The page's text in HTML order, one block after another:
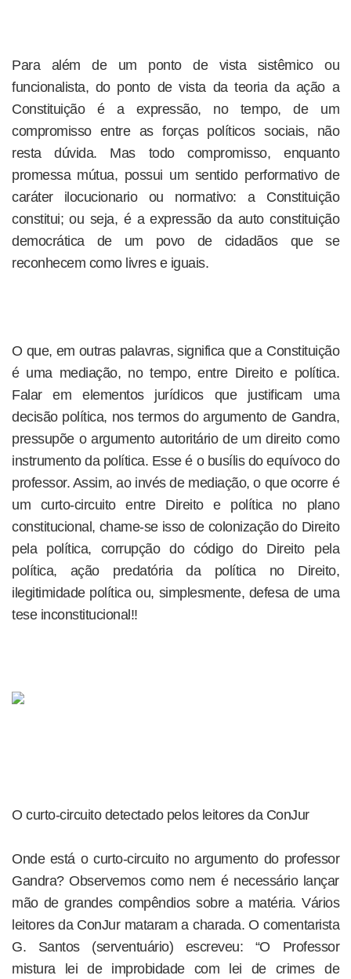
Para além de um ponto de vista sistêmico ou
funcionalista, do ponto de vista da teoria da ação a
Constituição é a expressão, no tempo, de um
compromisso entre as forças políticos sociais, não
resta dúvida. Mas todo compromisso, enquanto
promessa mútua, possui um sentido performativo de
caráter ilocucionario ou normativo: a Constituição
constitui; ou seja, é a expressão da auto constituição
democrática de um povo de cidadãos que se
reconhecem como livres e iguais.
O que, em outras palavras, significa que a Constituição
é uma mediação, no tempo, entre Direito e política.
Falar em elementos jurídicos que justificam uma
decisão política, nos termos do argumento de Gandra,
pressupõe o argumento autoritário de um direito como
instrumento da política. Esse é o busílis do equívoco do
professor. Assim, ao invés de mediação, o que ocorre é
um curto-circuito entre Direito e política no plano
constitucional, chame-se isso de colonização do Direito
pela política, corrupção do código do Direito pela
política, ação predatória da política no Direito,
ilegitimidade política ou, simplesmente, defesa de uma
tese inconstitucional!!
O curto-circuito detectado pelos leitores da ConJur
Onde está o curto-circuito no argumento do professor
Gandra? Observemos como nem é necessário lançar
mão de grandes compêndios sobre a matéria. Vários
leitores da ConJur mataram a charada. O comentarista
G. Santos (serventuário) escreveu: “O Professor
mistura lei de improbidade com lei de crimes de